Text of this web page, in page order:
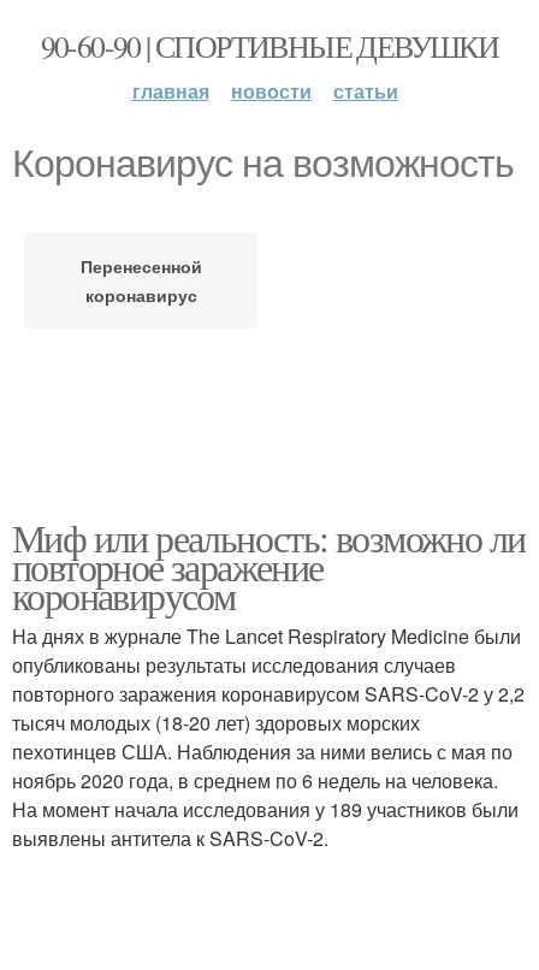
90-60-90 | СПОРТИВНЫЕ ДЕВУШКИ
главная новости статьи
Коронавирус на возможность
Перенесенной
коронавирус
Миф или реальность: возможно ли
повторное заражение
коронавирусом
На днях в журнале The Lancet Respiratory Medicine были
опубликованы результаты исследования случаев
повторного заражения коронавирусом SARS-CoV-2 у 2,2
тысяч молодых (18-20 лет) здоровых морских
пехотинцев США. Наблюдения за ними велись с мая по
ноябрь 2020 года, в среднем по 6 недель на человека.
На момент начала исследования у 189 участников были
выявлены антитела к SARS-CoV-2.